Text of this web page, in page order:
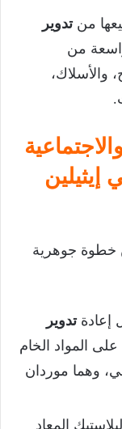
منتدوير
من
والأسلاك،
إيثيلين
خطوة جوهرية
إعادة تدوير
على المواد الخام
وهما موردان
المعاد